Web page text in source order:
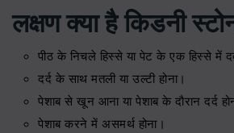
लक्षण क्या है किडनी
पीठ के निचले हिस्से या पेट के एक हिस्से में
दर्द के साथ मतली या उल्टी होना।
पेशाब से खून आना या पेशाब के दौरान दर्द
पेशाब करने में असमर्थ होना।